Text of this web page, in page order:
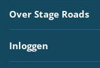
Over Stage Roads
Inloggen